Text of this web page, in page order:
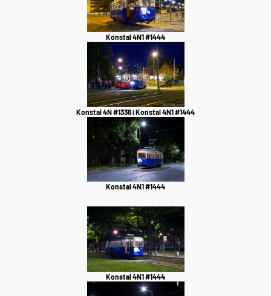
Konstal 4N1 #1444
Konstal 4N #1336 i Konstal 4N1 #1444
Konstal 4N1 #1444
Konstal 4N1 #1444